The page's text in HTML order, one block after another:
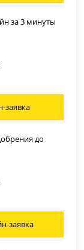
за 3 минуты
заявка
до
заявка